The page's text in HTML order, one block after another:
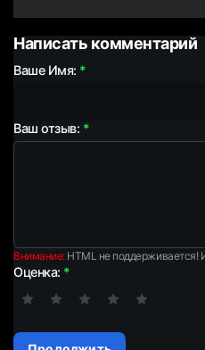
Написать комментарий
Ваше Имя:
Ваш отзыв:
Внимание:HTML не поддерживается!
Оценка: